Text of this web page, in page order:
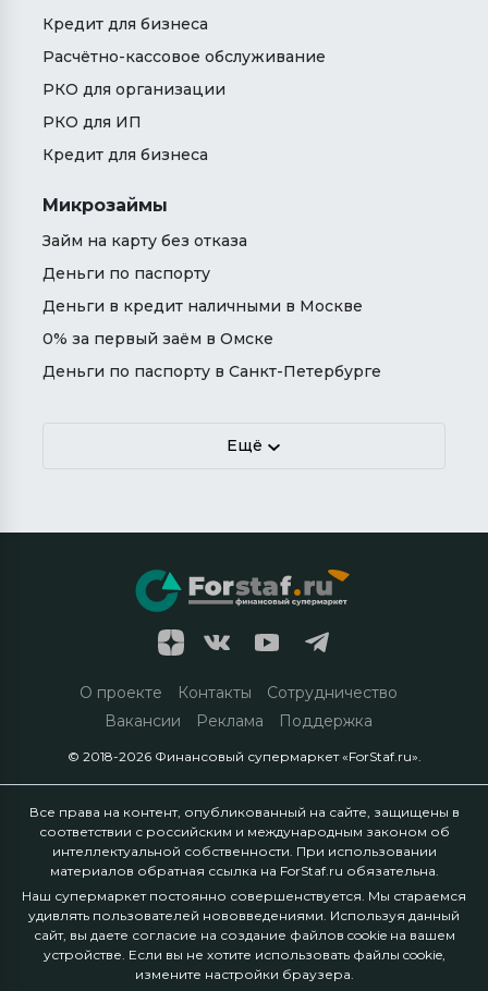
Кредит для бизнеса
Расчётно-кассовое обслуживание
РКО для организации
РКО для ИП
Кредит для бизнеса
Микрозаймы
Займ на карту без отказа
Деньги по паспорту
Деньги в кредит наличными в Москве
0% за первый заём в Омске
Деньги по паспорту в Санкт-Петербурге
Ещё
О проекте Контакты
Сотрудничество
Вакансии
Реклама Поддержка
© 2018-2026 Финансовый супермаркет «ForStaf.ru».
Все права на контент, опубликованный на сайте, защищены в
соответствии с российским и международным законом об
интеллектуальной собственности. При использовании
материалов обратная ссылка на ForStaf.ru обязательна.
Наш супермаркет постоянно совершенствуется. Мы стараемся
удивлять пользователей нововведениями. Используя данный
сайт, вы даете согласие на создание файлов cookie на вашем
устройстве. Если вы не хотите использовать файлы cookie,
измените настройки браузера.